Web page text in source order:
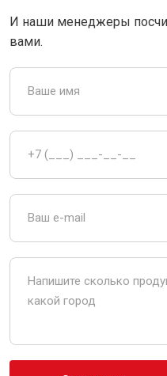
И наши менеджеры
вами.